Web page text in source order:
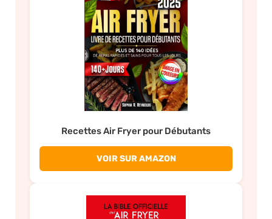
Recettes Air Fryer pour Débutants
VOIR SUR AMAZON